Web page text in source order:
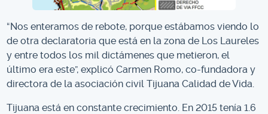
“Nos enteramos de rebote, porque estábamos viendo lo
de otra declaratoria que está en la zona de Los Laureles
y entre todos los mil dictámenes que metieron, el
último era este”, explicó Carmen Romo, co-fundadora y
directora de la asociación civil Tijuana Calidad de Vida.
Tijuana está en constante crecimiento. En 2015 tenía 1.6